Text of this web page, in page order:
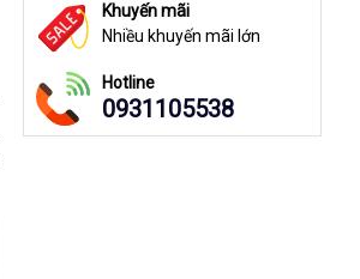
Khuyến mãi
Nhiều khuyến mãi lớn
Hotline
0931105538